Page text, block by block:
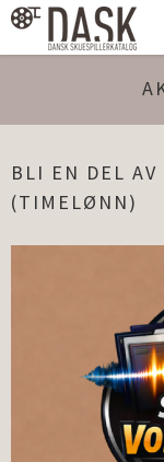
BLI EN DEL
(TIMELØNN)